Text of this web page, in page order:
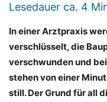
Lesedauer ca. 4
In einer Arztpraxis
verschlüsselt, die
verschwunden und
stehen von einer
still. Der Grund für all